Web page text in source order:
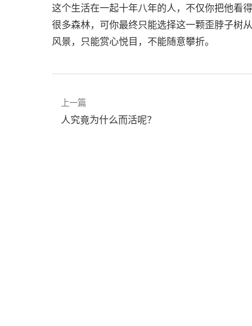
这个生活在一起十年八年的人，不仅你把他看
很多森林，可你最终只能选择这一颗歪脖子树
风景，只能赏心悦目，不能随意攀折。
上一篇
人究竟为什么而活呢？